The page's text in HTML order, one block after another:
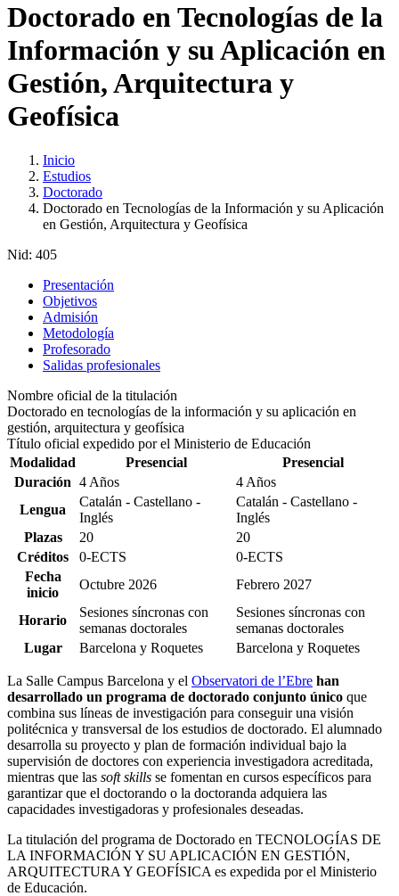
Doctorado en Tecnologías de la
Información y su Aplicación en
Gestión, Arquitectura y
Geofísica
Inicio
Estudios
Doctorado
Doctorado en Tecnologías de la Información y su Aplicación
en Gestión, Arquitectura y Geofísica
Nid: 405
Presentación
Objetivos
Admisión
Metodología
Profesorado
Salidas profesionales
Nombre oficial de la titulación
Doctorado en tecnologías de la información y su aplicación en
gestión, arquitectura y geofísica
Título oficial expedido por el Ministerio de Educación
Modalidad
Presencial
Presencial
Duración 4 Años
4 Años
Lengua
Catalán - Castellano -
Inglés
Catalán - Castellano -
Inglés
Plazas
20
20
Créditos
0-ECTS
0-ECTS
Fecha
inicio
Octubre 2026 Febrero 2027
Horario
Sesiones síncronas con
semanas doctorales
Sesiones síncronas con
semanas doctorales
Lugar
Barcelona y Roquetes Barcelona y Roquetes
La Salle Campus Barcelona y el Observatori de l’Ebre han
desarrollado un programa de doctorado conjunto único que
combina sus líneas de investigación para conseguir una visión
politécnica y transversal de los estudios de doctorado. El alumnado
desarrolla su proyecto y plan de formación individual bajo la
supervisión de doctores con experiencia investigadora acreditada,
mientras que las soft skills se fomentan en cursos específicos para
garantizar que el doctorando o la doctoranda adquiera las
capacidades investigadoras y profesionales deseadas.
La titulación del programa de Doctorado en TECNOLOGÍAS DE
LA INFORMACIÓN Y SU APLICACIÓN EN GESTIÓN,
ARQUITECTURA Y GEOFÍSICA es expedida por el Ministerio
de Educación.